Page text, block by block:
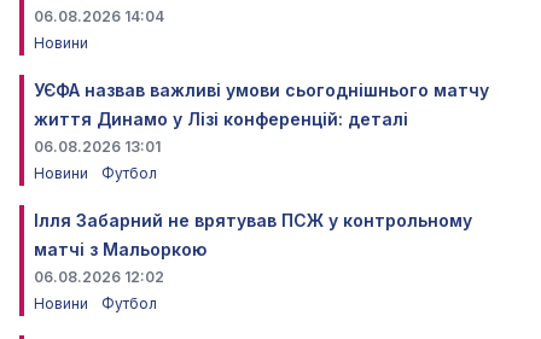
06.08.2026 14:04
Новини
УЄФА назвав важливі умови сьогоднішнього матчу
життя Динамо у Лізі конференцій: деталі
06.08.2026 13:01
Новини
Футбол
Ілля Забарний не врятував ПСЖ у контрольному
матчі з Мальоркою
06.08.2026 12:02
Новини
Футбол